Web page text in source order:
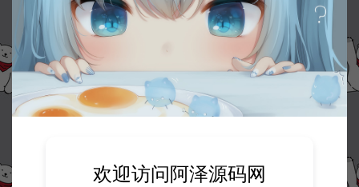
欢迎访问阿泽源码网